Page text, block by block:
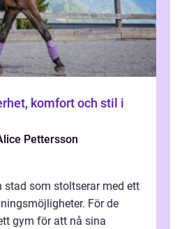
Pettersson
stad som stoltserar med ett
För de
gym för att nå sina